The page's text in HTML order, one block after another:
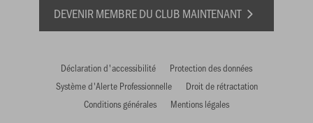
DEVENIR MEMBRE DU CLUB MAINTENANT
Déclaration d'accessibilité
Protection des données
Système d'Alerte Professionnelle
Droit de rétractation
Conditions générales
Mentions légales